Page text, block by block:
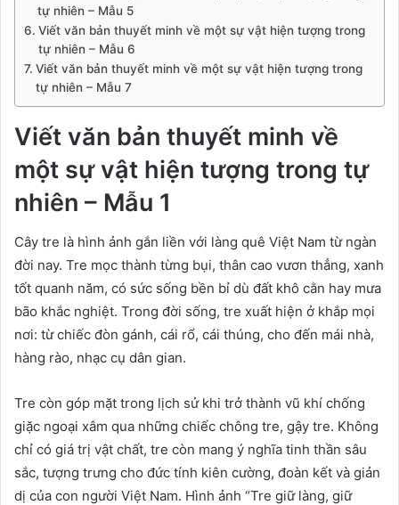
tự nhiên – Mẫu 5
Viết văn bản thuyết minh về một sự vật hiện tượng trong
tự nhiên – Mẫu 6
Viết văn bản thuyết minh về một sự vật hiện tượng trong
tự nhiên – Mẫu 7
Viết văn bản thuyết minh về
một sự vật hiện tượng trong tự
nhiên – Mẫu 1
Cây tre là hình ảnh gắn liền với làng quê Việt Nam từ ngàn
đời nay. Tre mọc thành từng bụi, thân cao vươn thẳng, xanh
tốt quanh năm, có sức sống bền bỉ dù đất khô cằn hay mưa
bão khắc nghiệt. Trong đời sống, tre xuất hiện ở khắp mọi
nơi: từ chiếc đòn gánh, cái rổ, cái thúng, cho đến mái nhà,
hàng rào, nhạc cụ dân gian.
Tre còn góp mặt trong lịch sử khi trở thành vũ khí chống
giặc ngoại xâm qua những chiếc chông tre, gậy tre. Không
chỉ có giá trị vật chất, tre còn mang ý nghĩa tinh thần sâu
sắc, tượng trưng cho đức tính kiên cường, đoàn kết và giản
dị của con người Việt Nam. Hình ảnh “Tre giữ làng, giữ